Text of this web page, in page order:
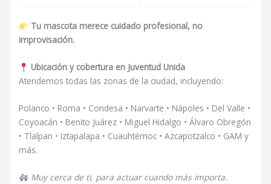
Tu mascota merece cuidado profesional, no
improvisación.
Ubicación y cobertura en Juventud Unida
Atendemos todas las zonas de la ciudad, incluyendo:
Polanco • Roma • Condesa • Narvarte • Nápoles • Del Valle •
Coyoacán • Benito Juárez • Miguel Hidalgo • Álvaro Obregón
• Tlalpan • Iztapalapa • Cuauhtémoc • Azcapotzalco • GAM y
más.
Muy cerca de ti, para actuar cuando más importa.